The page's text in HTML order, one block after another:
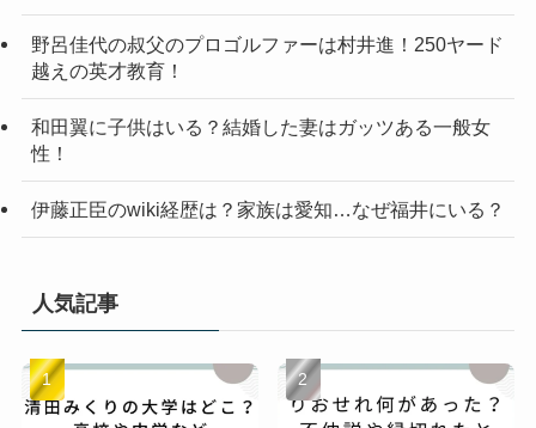
野呂佳代の叔父のプロゴルファーは村井進！250ヤード
越えの英才教育！
和田翼に子供はいる？結婚した妻はガッツある一般女
性！
伊藤正臣のwiki経歴は？家族は愛知…なぜ福井にいる？
人気記事